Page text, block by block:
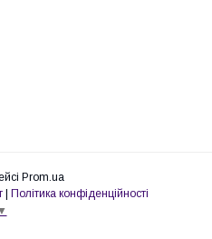
Prom.ua
| Політика конфіденційності